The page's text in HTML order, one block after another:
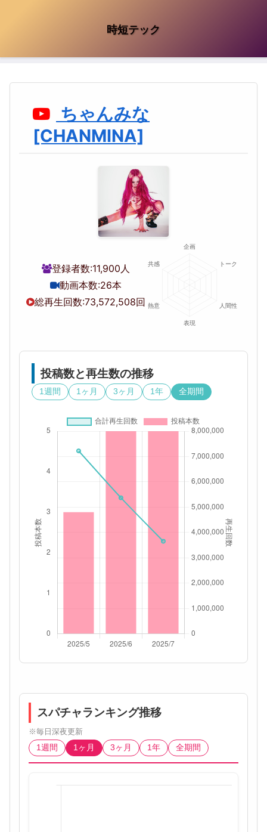
時短テック
ちゃんみな
[CHANMINA]
登録者数:11,900人
動画本数:26本
総再生回数:73,572,508回
投稿数と再生数の推移
1週間 1ヶ月 3ヶ月 1年 全期間
スパチャランキング推移
※毎日深夜更新
1週間
1ヶ月 3ヶ月 1年 全期間